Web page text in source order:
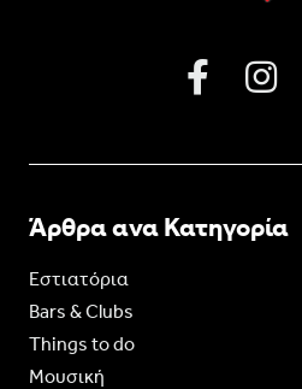
Άρθρα ανα Κατηγορία
Εστιατόρια
Bars & Clubs
Things to do
Moυσική